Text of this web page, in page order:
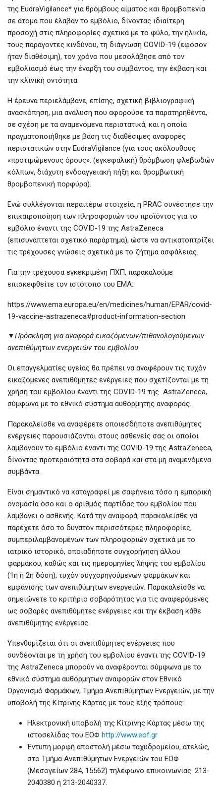
της EudraVigilance* για θρόμβους αίματος και θρομβοπενία
σε άτομα που έλαβαν το εμβόλιο, δίνοντας ιδιαίτερη
προσοχή στις πληροφορίες σχετικά με το φύλο, την ηλικία,
τους παράγοντες κινδύνου, τη διάγνωση COVID-19 (εφόσον
ήταν διαθέσιμη), τον χρόνο που μεσολάβησε από τον
εμβολιασμό έως την έναρξη του συμβάντος, την έκβαση και
την κλινική οντότητα.
Η έρευνα περιελάμβανε, επίσης, σχετική βιβλιογραφική
ανασκόπηση, μια ανάλυση που αφορούσε τα παρατηρηθέντα,
σε σχέση με τα αναμενόμενα περιστατικά, και η οποία
πραγματοποιήθηκε με βάση τις διαθέσιμες αναφορές
περιστατικών στην EudraVigilance (για τους ακόλουθους
«προτιμώμενους όρους»: (εγκεφαλική) θρόμβωση φλεβωδών
κόλπων, διάχυτη ενδοαγγειακή πήξη και θρομβωτική
θρομβοπενική πορφύρα).
Ενώ συλλέγονται περαιτέρω στοιχεία, η PRAC συνέστησε την
επικαιροποίηση των πληροφοριών του προϊόντος για το
εμβόλιο έναντι της COVID-19 της AstraZeneca
(επισυνάπτεται σχετικό παράρτημα), ώστε να αντικατοπτρίζει
τις τρέχουσες γνώσεις σχετικά με το ζήτημα ασφάλειας.
Για την τρέχουσα εγκεκριμένη ΠΧΠ, παρακαλούμε
επισκεφθείτε τον ιστότοπο του ΕΜΑ:
https://www.ema.europa.eu/en/medicines/human/EPAR/covid-
19-vaccine-astrazeneca#product-information-section
▼Πρόσκληση για αναφορά εικαζόμενων/πιθανολογούμενων
ανεπιθύμητων ενεργειών του εμβολίου
Οι επαγγελματίες υγείας θα πρέπει να αναφέρουν τις τυχόν
εικαζόμενες ανεπιθύμητες ενέργειες που σχετίζονται με τη
χρήση του εμβολίου έναντι της COVID-19 της AstraZeneca,
σύμφωνα με το εθνικό σύστημα αυθόρμητης αναφοράς.
Παρακαλείσθε να αναφέρετε οποιεσδήποτε ανεπιθύμητες
ενέργειες παρουσιάζονται στους ασθενείς σας οι οποίοι
λαμβάνουν το εμβόλιο έναντι της COVID-19 της AstraZeneca,
δίνοντας προτεραιότητα στα σοβαρά και στα μη αναμενόμενα
συμβάντα.
Είναι σημαντικό να καταγραφεί με σαφήνεια τόσο η εμπορική
ονομασία όσο και ο αριθμός παρτίδας του εμβολίου που
λαμβάνει ο ασθενής. Κατά την αναφορά, παρακαλείσθε να
παρέχετε όσο το δυνατόν περισσότερες πληροφορίες,
συμπεριλαμβανομένων των πληροφοριών σχετικά με το
ιατρικό ιστορικό, οποιαδήποτε συγχορήγηση άλλου
φαρμάκου, καθώς και τις ημερομηνίες λήψης του εμβολίου
(1η ή 2η δόση), τυχόν συγχορηγούμενων φαρμάκων και
εμφάνισης των ανεπιθύμητων ενεργειών. Παρακαλείσθε να
σημειώνετε το κριτήριο σοβαρότητας για τις αναφερόμενες
ως σοβαρές ανεπιθύμητες ενέργειες και την έκβαση κάθε
ανεπιθύμητης ενέργειας.
Υπενθυμίζεται ότι οι ανεπιθύμητες ενέργειες που
συνδέονται με τη χρήση του εμβολίου έναντι της COVID-19
της AstraZeneca μπορούν να αναφέρονται σύμφωνα με το
εθνικό σύστημα αυθόρμητων αναφορών στον Εθνικό
Οργανισμό Φαρμάκων, Τμήμα Ανεπιθύμητων Ενεργειών, με την
υποβολή της Κίτρινης Κάρτας με τους εξής τρόπους:
Ηλεκτρονική υποβολή της Κίτρινης Κάρτας μέσω της
ιστοσελίδας του ΕΟΦ http://www.eof.gr
Έντυπη μορφή αποστολή μέσω ταχυδρομείου, ατελώς,
στο Τμήμα Ανεπιθύμητων Ενεργειών του ΕΟΦ
(Μεσογείων 284, 15562) τηλέφωνο επικοινωνίας: 213-
2040380 ή 213-2040337.